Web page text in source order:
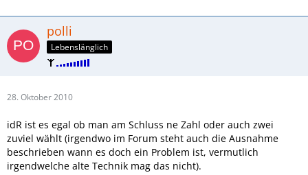
polli
Lebenslänglich
28. Oktober 2010
idR ist es egal ob man am Schluss ne Zahl oder auch zwei
zuviel wählt (irgendwo im Forum steht auch die Ausnahme
beschrieben wann es doch ein Problem ist, vermutlich
irgendwelche alte Technik mag das nicht).